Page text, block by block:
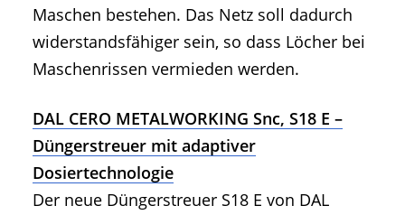
Maschen bestehen. Das Netz soll dadurch
widerstandsfähiger sein, so dass Löcher bei
Maschenrissen vermieden werden.
DAL CERO METALWORKING Snc, S18 E –
Düngerstreuer mit adaptiver
Dosiertechnologie
Der neue Düngerstreuer S18 E von DAL